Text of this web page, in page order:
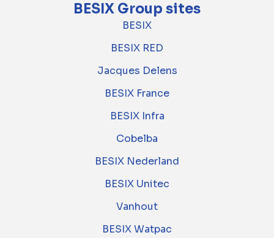
BESIX Group sites
BESIX
BESIX RED
Jacques Delens
BESIX France
BESIX Infra
Cobelba
BESIX Nederland
BESIX Unitec
Vanhout
BESIX Watpac